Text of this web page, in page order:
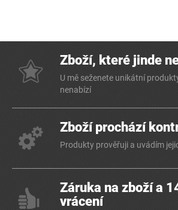
Zboží, které jinde
U mě seženete unikátní
nenabízí
Zboží prochází
Produkty prověřuji a uvádím
Záruka na zboží a
vrácení